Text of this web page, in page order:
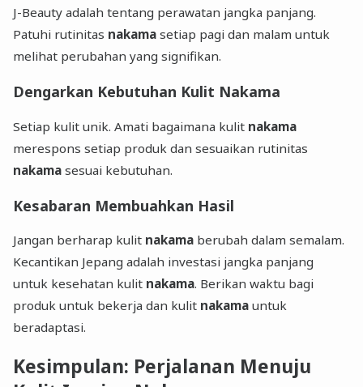
J-Beauty adalah tentang perawatan jangka panjang.
Patuhi rutinitas nakama setiap pagi dan malam untuk
melihat perubahan yang signifikan.
Dengarkan Kebutuhan Kulit Nakama
Setiap kulit unik. Amati bagaimana kulit nakama
merespons setiap produk dan sesuaikan rutinitas
nakama sesuai kebutuhan.
Kesabaran Membuahkan Hasil
Jangan berharap kulit nakama berubah dalam semalam.
Kecantikan Jepang adalah investasi jangka panjang
untuk kesehatan kulit nakama. Berikan waktu bagi
produk untuk bekerja dan kulit nakama untuk
beradaptasi.
Kesimpulan: Perjalanan Menuju